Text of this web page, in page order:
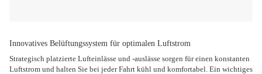
Innovatives Belüftungssystem für optimalen Luftstrom
Strategisch platzierte Lufteinlässe und -auslässe sorgen für einen konstanten
Luftstrom und halten Sie bei jeder Fahrt kühl und komfortabel. Ein wichtiges